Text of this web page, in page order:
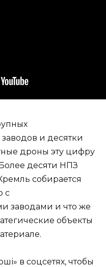
и десятки
дроны эту цифру
десяти НПЗ
собирается
с
заводами и что же
объекты
в соцсетях, чтобы